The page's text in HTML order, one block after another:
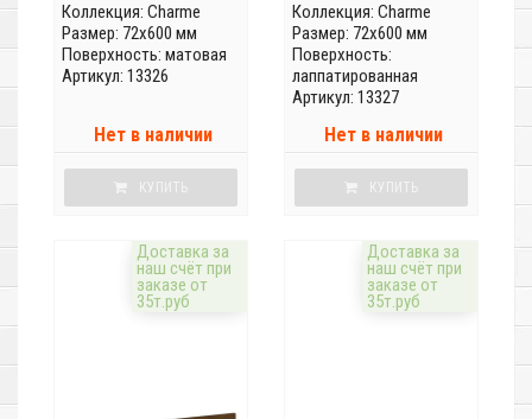
Коллекция: Charme
Размер: 72x600 мм
Поверхность: матовая
Артикул: 13326
Нет в наличии
КУПИТЬ
Коллекция: Charme
Размер: 72x600 мм
Поверхность:
лаппатированная
Артикул: 13327
Нет в наличии
КУПИТЬ
Доставка за
наш счёт при
заказе от
35т.руб
Доставка за
наш счёт при
заказе от
35т.руб